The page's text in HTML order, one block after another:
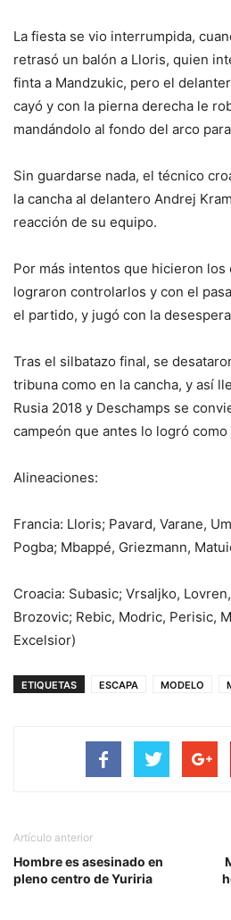
La fiesta se vio interrumpida,
retrasó un balón a Lloris, quien
finta a Mandzukic, pero el
cayó y con la pierna derecha le
mandándolo al fondo del arco
Sin guardarse nada, el técnico
la cancha al delantero Andrej
reacción de su equipo.
Por más intentos que hicieron los
lograron controlarlos y con el
el partido, y jugó con la
Tras el silbatazo final, se
tribuna como en la cancha, y así
Rusia 2018 y Deschamps se
campeón que antes lo logró como
Alineaciones:
Francia: Lloris; Pavard, Varane,
Pogba; Mbappé, Griezmann,
Croacia: Subasic; Vrsaljko,
Brozovic; Rebic, Modric, Perisic,
Excelsior)
ETIQUETAS ESCAPA MODELO
Artículo anterior
Hombre es asesinado en
pleno centro de Yuriria